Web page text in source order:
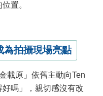
置。
為拍攝現場亮點
載原」依舊主動向Ten
嗎」，親切感沒有改